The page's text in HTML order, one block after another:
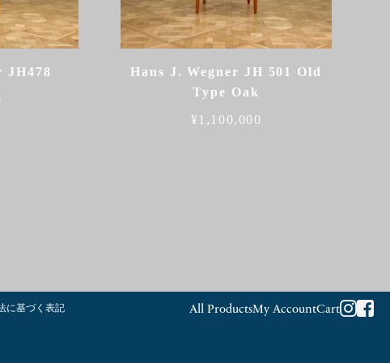
JH478
Hans J. Wegner JH 501 Old
Type Oak
¥1,100,000
に基づく表記 All ProductsMy AccountCart